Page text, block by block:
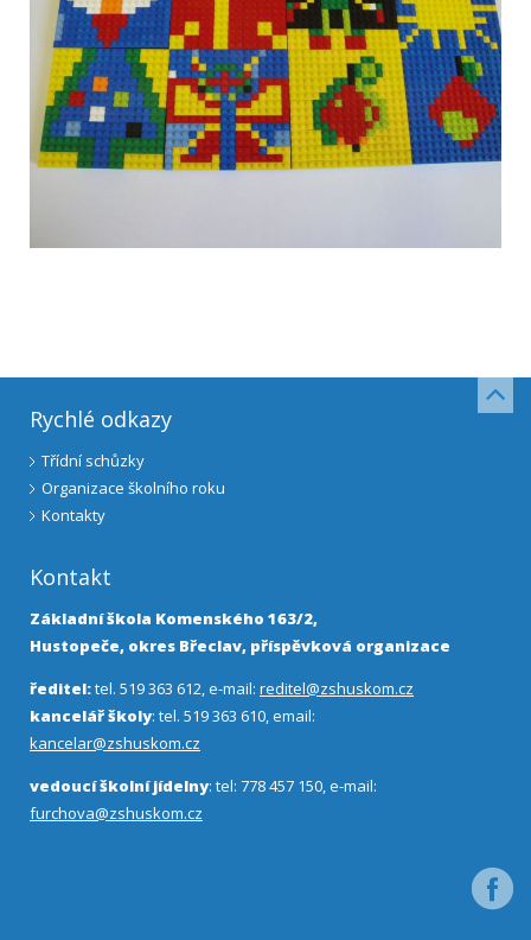
Rychlé odkazy
Třídní schůzky
Organizace školního roku
Kontakty
Kontakt
Základní škola Komenského 163/2,
Hustopeče, okres Břeclav, příspěvková organizace
ředitel:tel. 519 363 612, e-mail: reditel@zshuskom.cz
kancelář školy: tel. 519 363 610, email:
kancelar@zshuskom.cz
vedoucí školní jídelny: tel: 778 457 150, e-mail:
furchova@zshuskom.cz